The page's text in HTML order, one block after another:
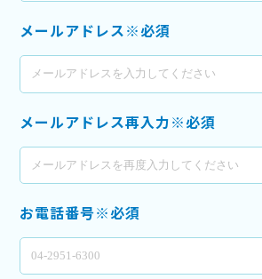
メールアドレス※必須
メールアドレス再入力※必須
お電話番号※必須